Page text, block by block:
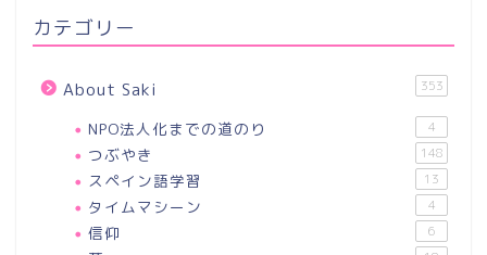
カテゴリー
About Saki 353
NPO法人化までの道のり 4
つぶやき 148
スペイン語学習 13
タイムマシーン 4
信仰 6